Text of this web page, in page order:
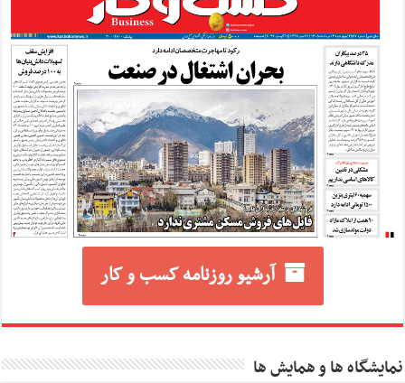
آرشیو روزنامه کسب و کار
نمایشگاه ها و همایش ها